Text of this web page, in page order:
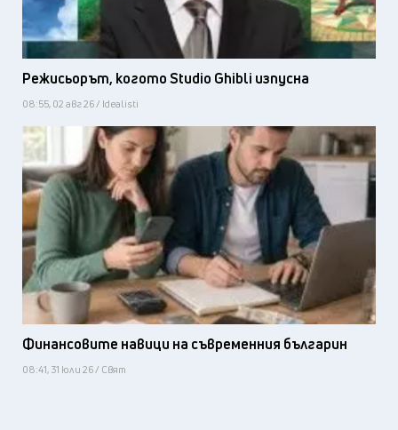
Режисьорът, когото Studio Ghibli изпусна
08:55, 02 авг 26 / Idealisti
Финансовите навици на съвременния българин
08:41, 31 юли 26 / Свят